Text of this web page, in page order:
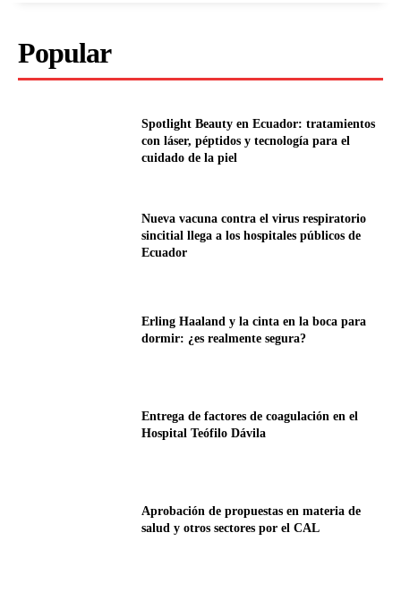
Popular
Spotlight Beauty en Ecuador: tratamientos
con láser, péptidos y tecnología para el
cuidado de la piel
Nueva vacuna contra el virus respiratorio
sincitial llega a los hospitales públicos de
Ecuador
Erling Haaland y la cinta en la boca para
dormir: ¿es realmente segura?
Entrega de factores de coagulación en el
Hospital Teófilo Dávila
Aprobación de propuestas en materia de
salud y otros sectores por el CAL